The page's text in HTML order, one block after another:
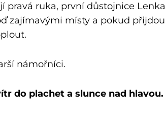
pravá ruka, první důstojnice Lenka
zajímavými místy a pokud přijdou
námořníci.
do plachet a slunce nad hlavou.